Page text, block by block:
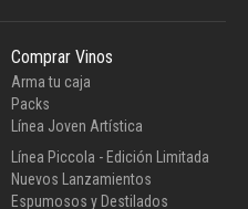
Comprar Vinos
Arma tu caja
Packs
Línea Joven Artística
Línea Piccola - Edición Limitada
Nuevos Lanzamientos
Espumosos y Destilados